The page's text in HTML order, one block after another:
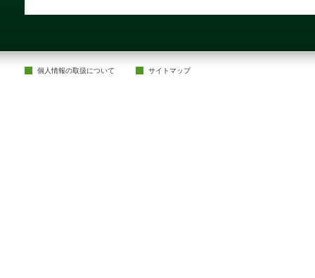
個人情報の取扱について サイトマップ